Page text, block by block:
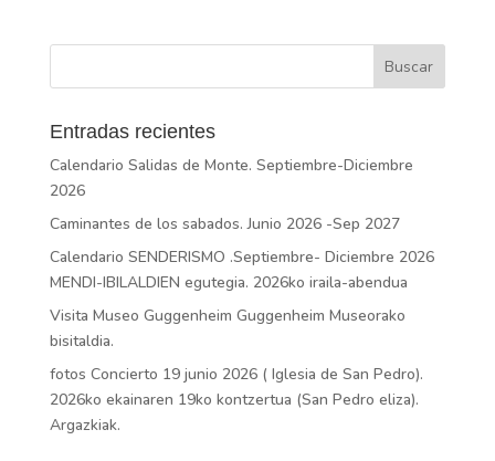
Entradas recientes
Calendario Salidas de Monte. Septiembre-Diciembre
2026
Caminantes de los sabados. Junio 2026 -Sep 2027
Calendario SENDERISMO .Septiembre- Diciembre 2026
MENDI-IBILALDIEN egutegia. 2026ko iraila-abendua
Visita Museo Guggenheim Guggenheim Museorako
bisitaldia.
fotos Concierto 19 junio 2026 ( Iglesia de San Pedro).
2026ko ekainaren 19ko kontzertua (San Pedro eliza).
Argazkiak.